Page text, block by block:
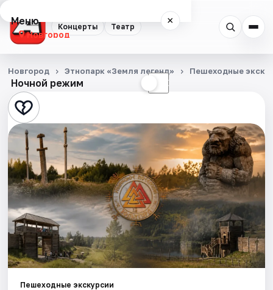
Концерты Театр
Меню ×
Новгород
Концерты
Театр
События
Города
Площадки
Артисты
Рейтинги
Ночной режим ☾
Новгород Этнопарк «Земля легенд» Пешеходные
Пешеходные экскурсии